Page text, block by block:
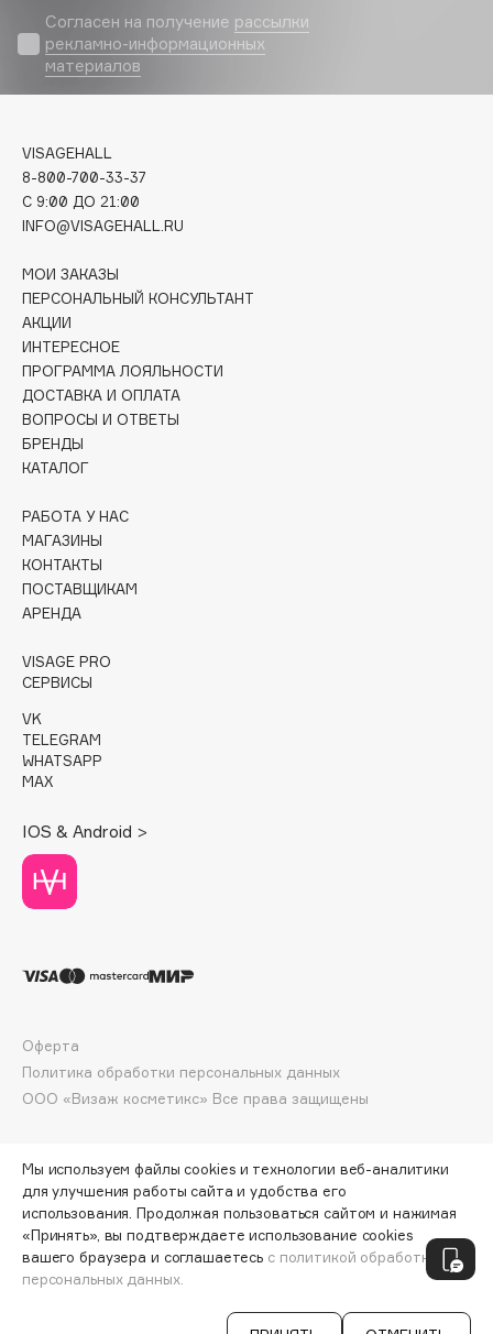
Carolina Herrera
Catrice
Celimax
Clarette
Clarins
Clarins Precious
Clinique
Clive Christian
Club De Nuit
Consly
Corimo
CosRX
Crescina
Cunzite
D
DABO
DARLING*
Davines
Deonica
Dessange
Dolce & Gabbana
Dorco
DP Daily Perfection
Dr. Vranjes Firenze
Dr.Ceuracle
Dr.Jart+
DSD de Luxe
Dyson
ПО ЗОЛОТОЙ КАРТЕ:324 ₽
ДОБАВИТЬ В КОРЗИНУ 360 ₽
Согласен на получение рассылки
рекламно-информационных
материалов
VISAGEHALL
8-800-700-33-37
C 9:00 ДО 21:00
INFO@VISAGEHALL.RU
МОИ ЗАКАЗЫ
ПЕРСОНАЛЬНЫЙ КОНСУЛЬТАНТ
АКЦИИ
ИНТЕРЕСНОЕ
ПРОГРАММА ЛОЯЛЬНОСТИ
ДОСТАВКА И ОПЛАТА
ВОПРОСЫ И ОТВЕТЫ
БРЕНДЫ
КАТАЛОГ
РАБОТА У НАС
МАГАЗИНЫ
КОНТАКТЫ
ПОСТАВЩИКАМ
АРЕНДА
VISAGE PRO
СЕРВИСЫ
VK
TELEGRAM
WHATSAPP
MAX
IOS & Android >
ООО «Визаж косметикс» Все права защищены
Оферта
Политика обработки персональных данных
Мы используем файлы cookies и технологии веб-аналитики
для улучшения работы сайта и удобства его
использования. Продолжая пользоваться сайтом и нажимая
«Принять», вы подтверждаете использование cookies
вашего браузера и соглашаетесь с политикой обработки
персональных данных.